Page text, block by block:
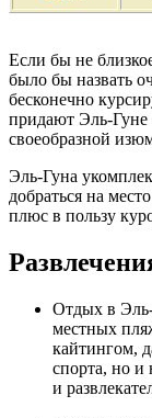
Если бы не
было бы назвать
бесконечно
придают Эль-Гуне
своеобразной
Эль-Гуна
добраться на
плюс в пользу
Отдых в Эль-
местных
кайтингом,
спорта, но и
и